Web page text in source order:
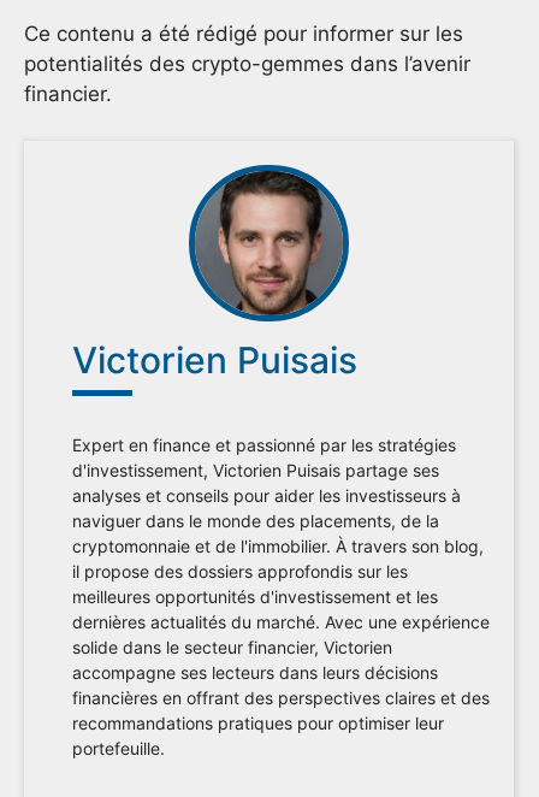
Ce contenu a été rédigé pour informer sur les
potentialités des crypto-gemmes dans l’avenir
financier.
Victorien Puisais
Expert en finance et passionné par les stratégies
d'investissement, Victorien Puisais partage ses
analyses et conseils pour aider les investisseurs à
naviguer dans le monde des placements, de la
cryptomonnaie et de l'immobilier. À travers son blog,
il propose des dossiers approfondis sur les
meilleures opportunités d'investissement et les
dernières actualités du marché. Avec une expérience
solide dans le secteur financier, Victorien
accompagne ses lecteurs dans leurs décisions
financières en offrant des perspectives claires et des
recommandations pratiques pour optimiser leur
portefeuille.